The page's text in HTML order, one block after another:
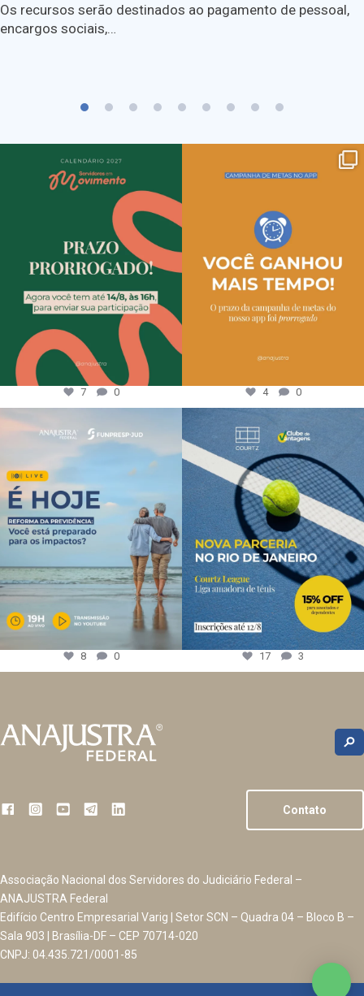
Os recursos serão destinados ao pagamento de pessoal,
encargos sociais,…
7 0 4 0
8 0 17 3
Contato
Associação Nacional dos Servidores do Judiciário Federal –
ANAJUSTRA Federal
Edifício Centro Empresarial Varig | Setor SCN – Quadra 04 – Bloco B –
Sala 903 | Brasília-DF – CEP 70714-020
CNPJ: 04.435.721/0001-85